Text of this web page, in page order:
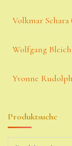
Volkmar Schara
Wolfgang
Yvonne
Produktsuche